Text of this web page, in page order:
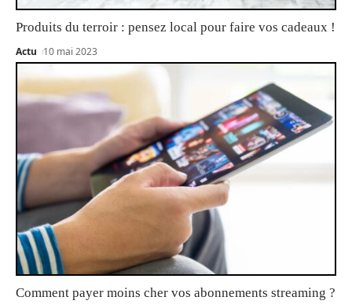
Produits du terroir : pensez local pour faire vos cadeaux !
Actu 10 mai 2023
Comment payer moins cher vos abonnements streaming ?